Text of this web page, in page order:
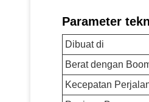
Parameter
Dibuat di
Berat dengan
Kecepatan